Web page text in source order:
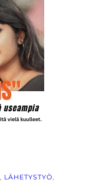
LÄHETYSTYÖ